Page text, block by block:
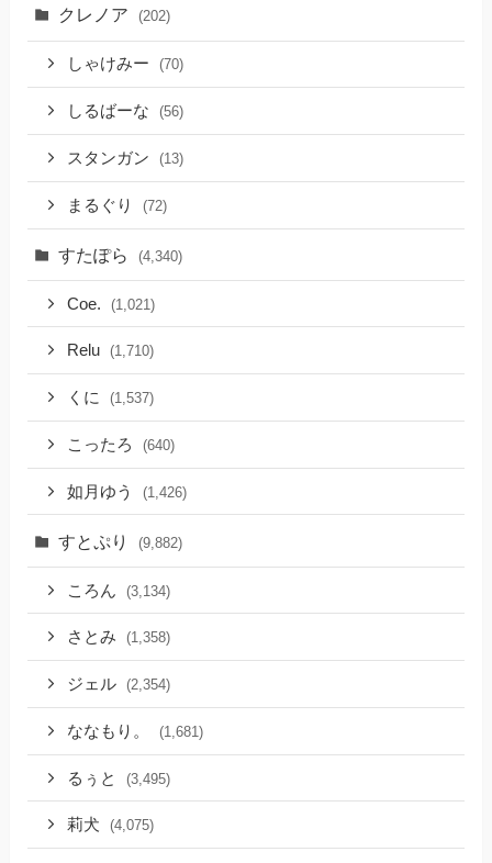
クレノア (202)
しゃけみー (70)
しるばーな (56)
スタンガン (13)
まるぐり (72)
すたぽら (4,340)
Coe. (1,021)
Relu (1,710)
くに (1,537)
こったろ (640)
如月ゆう (1,426)
すとぷり (9,882)
ころん (3,134)
さとみ (1,358)
ジェル (2,354)
ななもり。 (1,681)
るぅと (3,495)
莉犬 (4,075)